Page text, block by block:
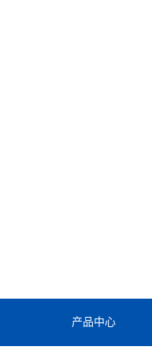
产品中心